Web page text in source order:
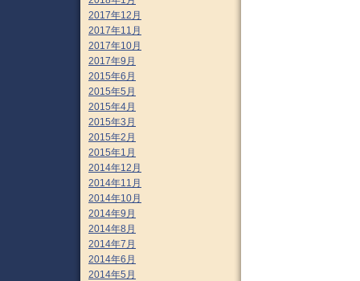
2017年12月
2017年11月
2017年10月
2017年9月
2015年6月
2015年5月
2015年4月
2015年3月
2015年2月
2015年1月
2014年12月
2014年11月
2014年10月
2014年9月
2014年8月
2014年7月
2014年6月
2014年5月